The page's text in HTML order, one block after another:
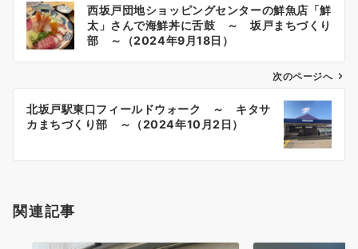
ビ
ン
西坂戸団地ショッピングセンターの鮮魚店「鮮
太」さんで海鮮丼に舌鼓 ～ 坂戸まちづくり
部 ～（2024年9月18日）
次のページへ
北坂戸駅東口フィールドウォーク ～ キタサ
カまちづくり部 ～（2024年10月2日）
関連記事